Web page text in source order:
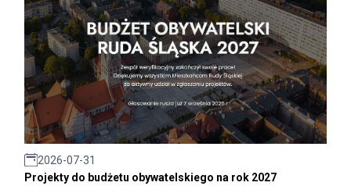
2026-07-31
Projekty do budżetu obywatelskiego na rok 2027